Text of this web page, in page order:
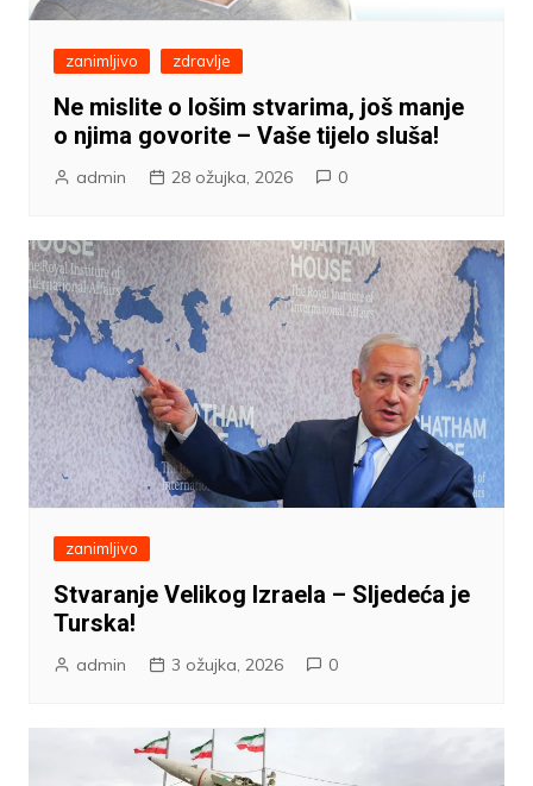
zanimljivo zdravlje
Ne mislite o lošim stvarima, još manje
o njima govorite – Vaše tijelo sluša!
admin 28 ožujka, 2026 0
zanimljivo
Stvaranje Velikog Izraela – Sljedeća je
Turska!
admin 3 ožujka, 2026 0